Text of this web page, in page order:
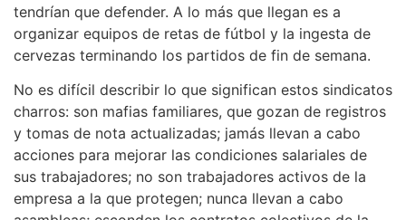
tendrían que defender. A lo más que llegan es a
organizar equipos de retas de fútbol y la ingesta de
cervezas terminando los partidos de fin de semana.
No es difícil describir lo que significan estos sindicatos
charros: son mafias familiares, que gozan de registros
y tomas de nota actualizadas; jamás llevan a cabo
acciones para mejorar las condiciones salariales de
sus trabajadores; no son trabajadores activos de la
empresa a la que protegen; nunca llevan a cabo